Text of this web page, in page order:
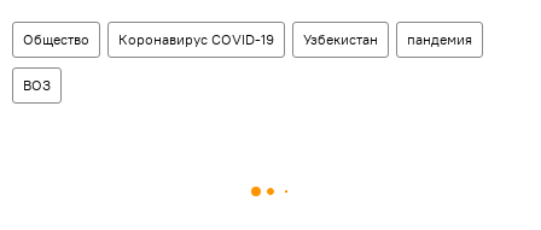
Общество Коронавирус COVID-19 Узбекистан пандемия
ВОЗ